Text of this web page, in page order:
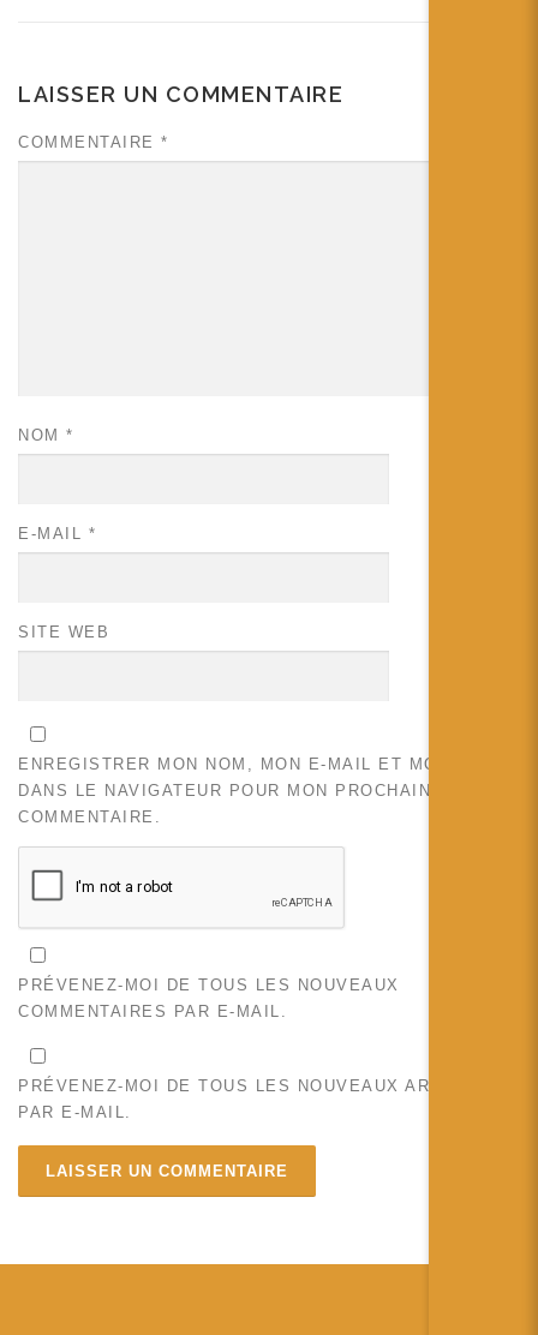
LAISSER UN COMMENTAIRE
COMMENTAIRE *
NOM *
E-MAIL *
SITE WEB
ENREGISTRER MON NOM, MON E-MAIL ET MON SITE
DANS LE NAVIGATEUR POUR MON PROCHAIN
COMMENTAIRE.
PRÉVENEZ-MOI DE TOUS LES NOUVEAUX
COMMENTAIRES PAR E-MAIL.
PRÉVENEZ-MOI DE TOUS LES NOUVEAUX ARTICLES
PAR E-MAIL.